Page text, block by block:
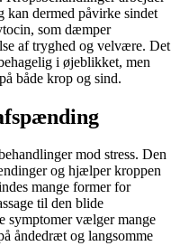
kan dermed påvirke sindet
som dæmper
af tryghed og velvære. Det
i øjeblikket, men
både krop og sind.
mod stress. Den
og hjælper kroppen
mange former for
til den blide
symptomer vælger mange
åndedræt og langsomme